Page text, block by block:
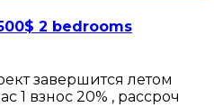
2 bedrooms
завершится летом
1 взнос 20% , рассроч